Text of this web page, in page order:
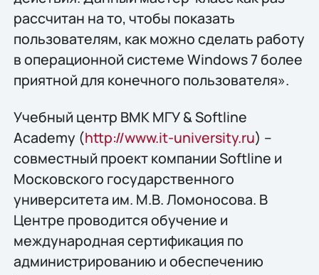
рассчитан на то, чтобы показать
пользователям, как можно сделать работу
в операционной системе Windows 7 более
приятной для конечного пользователя».
Учебный центр ВМК МГУ & Softline
Academy (http://www.it-university.ru) –
совместный проект компании Softline и
Московского государственного
университета им. М.В. Ломоносова. В
Центре проводится обучение и
международная сертификация по
администрированию и обеспечению